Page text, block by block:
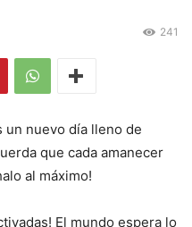
241
un nuevo día lleno de
que cada amanecer
al máximo!
El mundo espera lo